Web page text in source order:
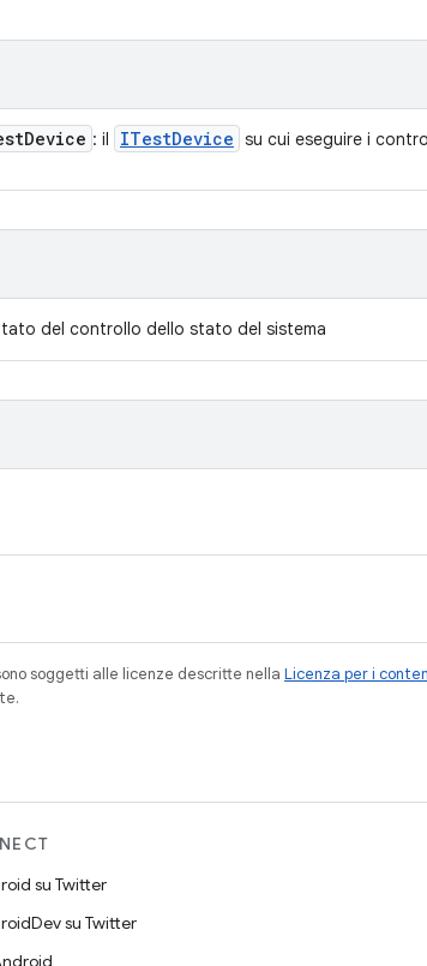
Device : il ITestDevice su cui eseguire i
del controllo dello stato del sistema
soggetti alle licenze descritte nella Licenza per i
su Twitter
su Twitter